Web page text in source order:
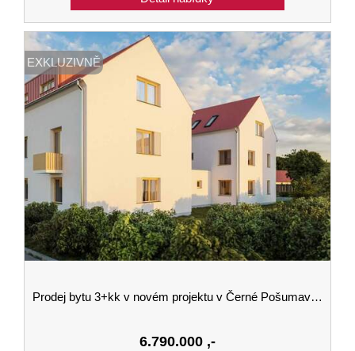
EXKLUZIVNĚ
Prodej bytu 3+kk v novém projektu v Černé Pošumaví budova A 3.podlaží
6.790.000 ,-